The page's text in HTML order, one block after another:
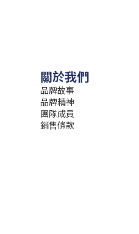
關於我們
品牌故事
品牌精神
團隊成員
銷售條款